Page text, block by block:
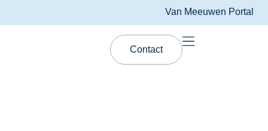
Van Meeuwen Portal
Contact